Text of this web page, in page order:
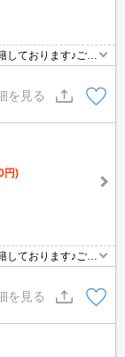
ております♪ご要
クレジット支払可
も来店せずとも
物件も全てご紹介
ください★ペット
を見る
円)
ております♪ご要
クレジット支払可
も来店せずとも
物件も全てご紹介
ください★ペット
を見る